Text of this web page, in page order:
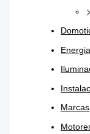
Marcas